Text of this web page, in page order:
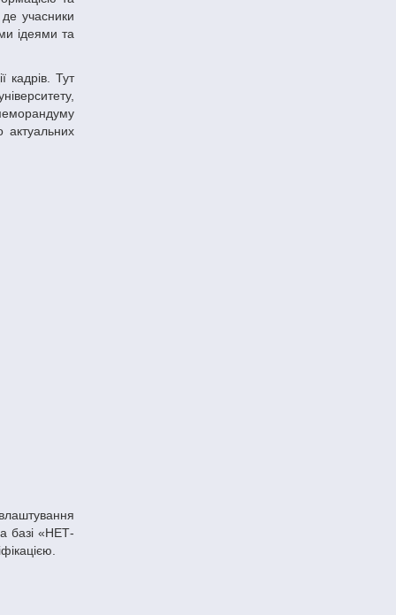
де учасники
ідеями та
актуальних
базі «НЕТ-